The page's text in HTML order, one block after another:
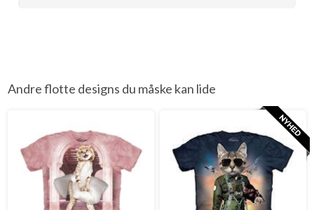
Andre flotte designs du måske kan lide